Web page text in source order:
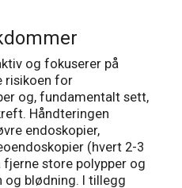
og fokuserer på
risikoen for
og, fundamentalt sett,
Håndteringen
endoskopier,
(hvert 2-3
store polypper og
blødning. I tillegg